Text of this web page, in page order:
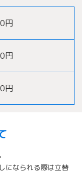
円
になられる際は立替